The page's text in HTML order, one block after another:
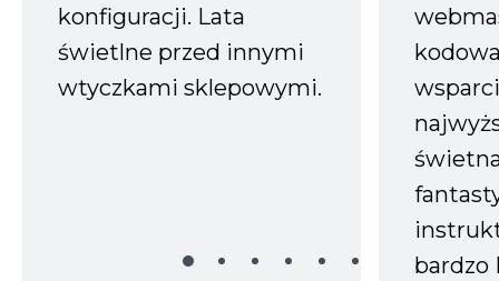
konfiguracji. Lata
świetlne przed innymi
wtyczkami sklepowymi.
bardzo